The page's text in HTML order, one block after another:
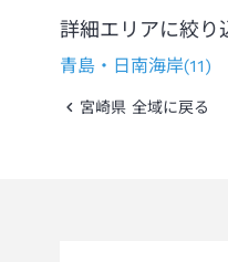
詳細エリアに絞り
青島・日南海岸(11)
宮崎県 全域に戻る